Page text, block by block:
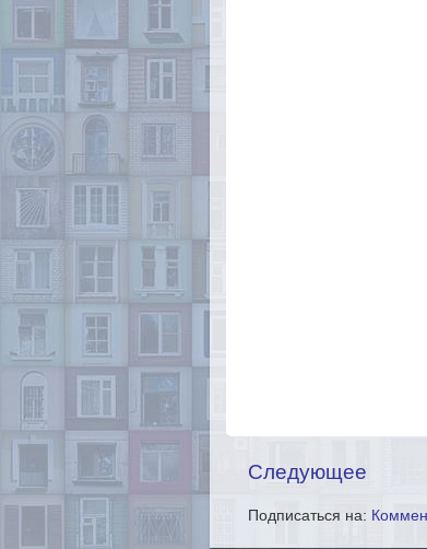
Следующее
Подписаться на: